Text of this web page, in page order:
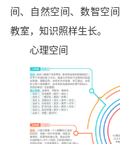
间、自然空间、 数智空间
教室，知识照样生长。
心理空间